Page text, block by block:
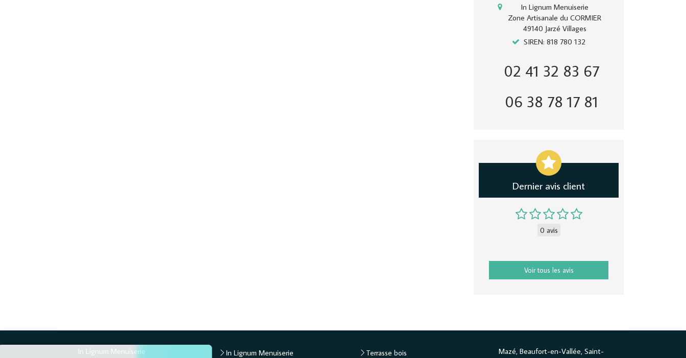
In Lignum Menuiserie
Zone Artisanale du CORMIER
49140 Jarzé Villages
SIREN: 818 780 132
02 41 32 83 67
06 38 78 17 81
Dernier avis client
0 avis
Voir tous les avis
In Lignum Menuiserie
In Lignum Menuiserie Terrasse bois
Mazé, Beaufort-en-Vallée, Saint-